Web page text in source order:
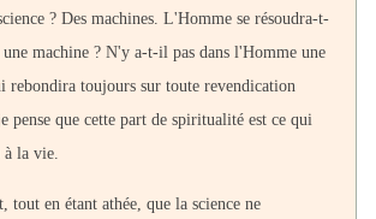
? Des machines. L'Homme se résoudra-t-
machine ? N'y a-t-il pas dans l'Homme une
rebondira toujours sur toute revendication
pense que cette part de spiritualité est ce qui
à la vie.
tout en étant athée, que la science ne